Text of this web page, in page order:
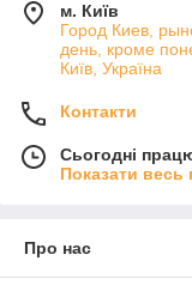
м. Київ
Город Киев,
день, кроме
Київ, Україна
Контакти
Сьогодні
Показати весь
Про нас